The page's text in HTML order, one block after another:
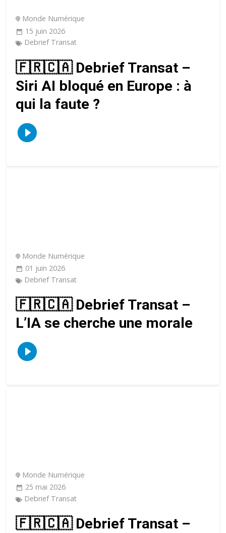
Monde Numérique
15 juin 2026
Debrief Transat
🇫🇷🇨🇦 Debrief Transat –
Siri AI bloqué en Europe : à
qui la faute ?
Monde Numérique
01 juin 2026
Debrief Transat
🇫🇷🇨🇦 Debrief Transat –
L’IA se cherche une morale
Monde Numérique
25 mai 2026
Debrief Transat
🇫🇷🇨🇦 Debrief Transat –